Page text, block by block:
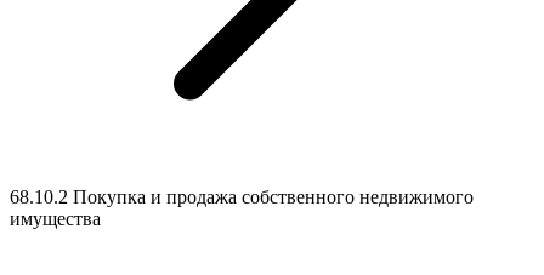
68.10.2 Покупка и продажа собственного недвижимого
имущества